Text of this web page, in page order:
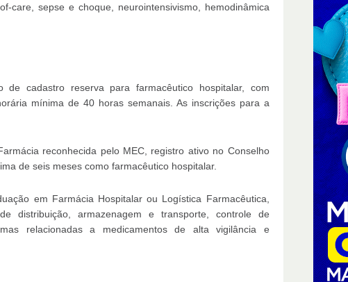
care, sepse e choque, neurointensivismo, hemodinâmica
cadastro reserva para farmacêutico hospitalar, com
mínima de 40 horas semanais. As inscrições para a
reconhecida pelo MEC, registro ativo no Conselho
de seis meses como farmacêutico hospitalar.
em Farmácia Hospitalar ou Logística Farmacêutica,
distribuição, armazenagem e transporte, controle de
relacionadas a medicamentos de alta vigilância e